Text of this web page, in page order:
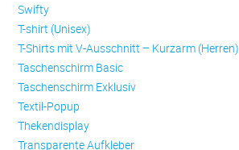
Swifty
T-shirt (Unisex)
T-Shirts mit V-Ausschnitt – Kurzarm (Herren)
Taschenschirm Basic
Taschenschirm Exklusiv
Textil-Popup
Thekendisplay
Transparente Aufkleber